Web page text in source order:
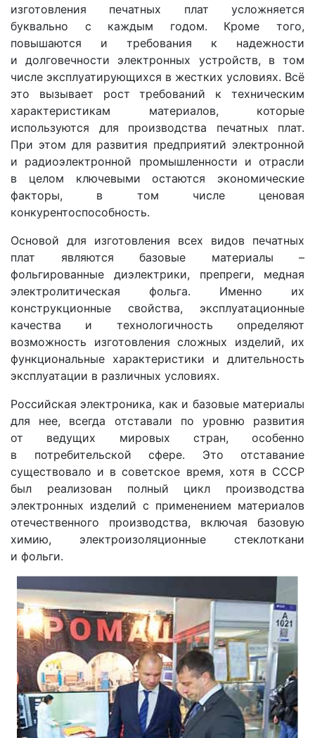
изготовления печатных плат усложняется
буквально с каждым годом. Кроме того,
повышаются и требования к надежности
и долговечности электронных устройств, в том
числе эксплуатирующихся в жестких условиях. Всё
это вызывает рост требований к техническим
характеристикам материалов, которые
используются для производства печатных плат.
При этом для развития предприятий электронной
и радиоэлектронной промышленности и отрасли
в целом ключевыми остаются экономические
факторы, в том числе ценовая
конкурентоспособность.
Основой для изготовления всех видов печатных
плат являются базовые материалы –
фольгированные диэлектрики, препреги, медная
электролитическая фольга. Именно их
конструкционные свойства, эксплуатационные
качества и технологичность определяют
возможность изготовления сложных изделий, их
функциональные характеристики и длительность
эксплуатации в различных условиях.
Российская электроника, как и базовые материалы
для нее, всегда отставали по уровню развития
от ведущих мировых стран, особенно
в потребительской сфере. Это отставание
существовало и в советское время, хотя в СССР
был реализован полный цикл производства
электронных изделий с применением материалов
отечественного производства, включая базовую
химию, электроизоляционные стеклоткани
и фольги.